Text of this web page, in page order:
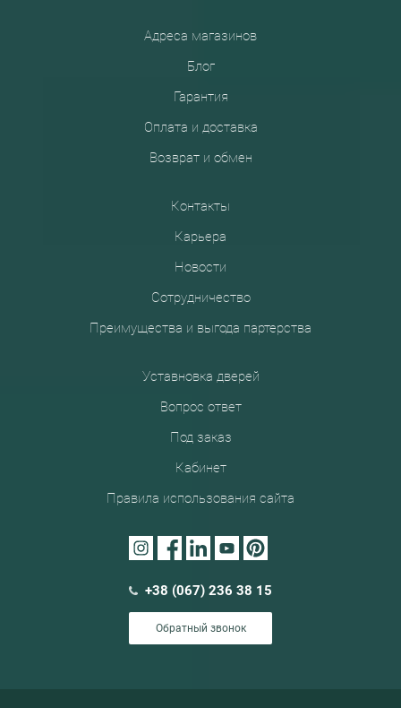
Адреса магазинов
Блог
Гарантия
Оплата и доставка
Возврат и обмен
Контакты
Карьера
Новости
Сотрудничество
Преимущества и выгода партерства
Уставновка дверей
Вопрос ответ
Под заказ
Кабинет
Правила использования сайта
+38 (067) 236 38 15
Обратный звонок